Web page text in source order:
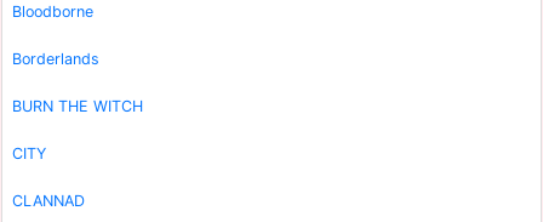
Bloodborne
Borderlands
BURN THE WITCH
CITY
CLANNAD